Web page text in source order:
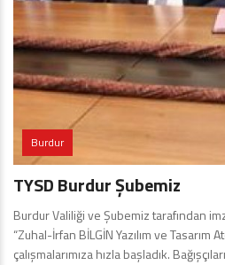
Burdur
TYSD Burdur Şubemiz
Burdur Valiliği ve Şubemiz tarafından
“Zuhal-İrfan BİLGİN Yazılım ve Tasarım
çalışmalarımıza hızla başladık.